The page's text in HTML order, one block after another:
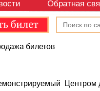
Обратная
билетов
Центром